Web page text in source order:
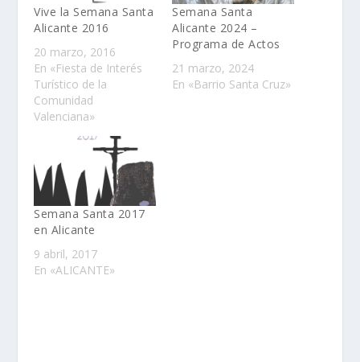
Vive la Semana Santa
Alicante 2016
20 marzo, 2016
En «Fiesta de Interés
Turístico de la
Comunidad
Valenciana»
Semana Santa
Alicante 2024 –
Programa de Actos
21 marzo, 2024
En «Barrio Santa Cruz»
Semana Santa 2017
en Alicante
9 abril, 2017
En «ALICANTE»